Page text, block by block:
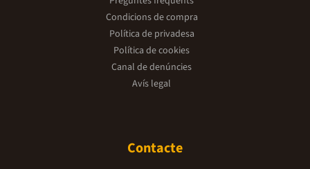
Condicions de compra
Política de privadesa
Política de cookies
Canal de denúncies
Avís legal
Contacte